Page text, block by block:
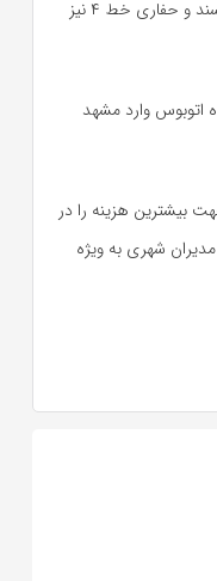
نیز به زودی به اتمام می‌رسند و حفاری خط ۴ نیز
بالغ بر ۱۲ میلیارد تومان هزینه دارد و تاکنون ۸۲ دستگاه اتوبوس وارد مشهد
بیشترین هزینه را در
دارند و از همه مدیران شهری به ویژه